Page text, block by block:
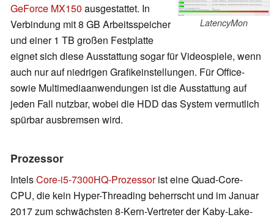
LatencyMon
GeForce MX150 ausgestattet. In
Verbindung mit 8 GB Arbeitsspeicher
und einer 1 TB großen Festplatte
eignet sich diese Ausstattung sogar für Videospiele, wenn
auch nur auf niedrigen Grafikeinstellungen. Für Office-
sowie Multimediaanwendungen ist die Ausstattung auf
jeden Fall nutzbar, wobei die HDD das System vermutlich
spürbar ausbremsen wird.
Prozessor
IntelsCore-i5-7300HQ-Prozessorist eine Quad-Core-
CPU, die kein Hyper-Threading beherrscht und im Januar
2017 zum schwächsten 8-Kern-Vertreter der Kaby-Lake-